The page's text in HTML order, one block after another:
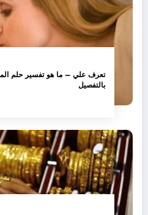
تعرف علي – ما هو تفسير حلم
بالتفصيل